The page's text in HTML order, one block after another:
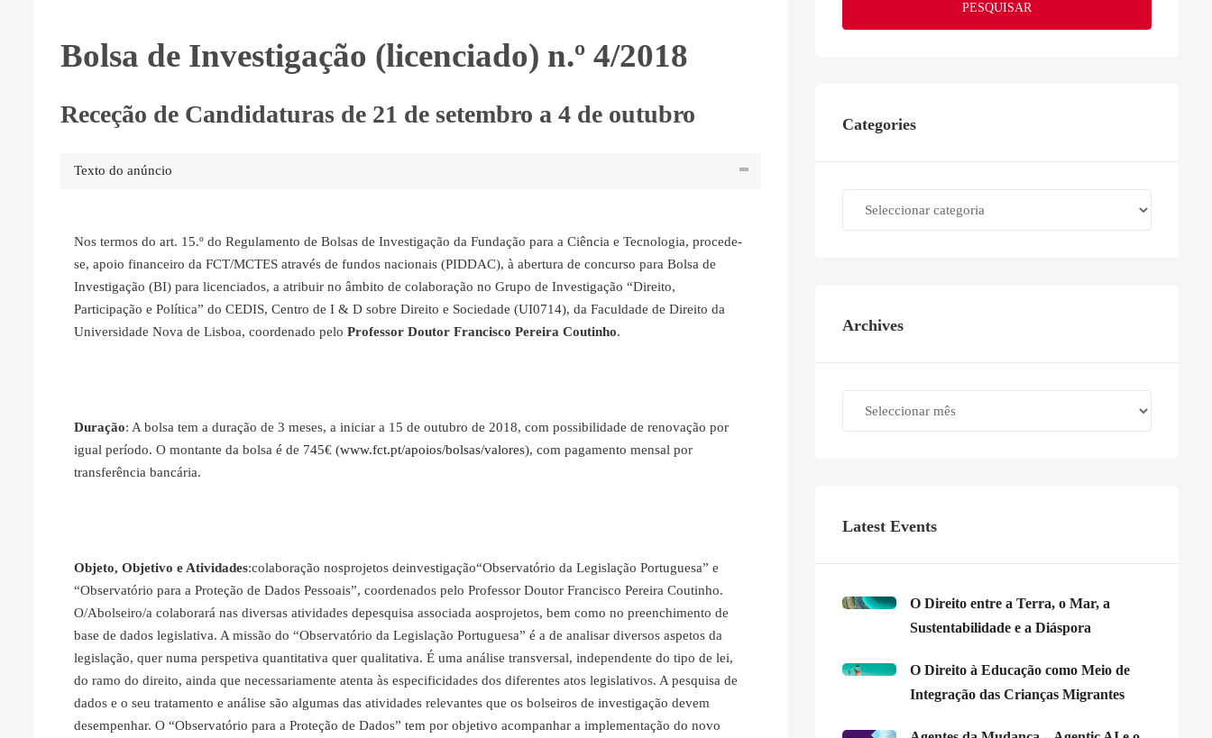
Bolsa de Investigação (licenciado) n.º 4/2018
Receção de Candidaturas de 21 de setembro a 4 de outubro
Texto do anúncio
Nos termos do art. 15.º do Regulamento de Bolsas de Investigação da Fundação para a Ciência e Tecnologia, procede-
se, apoio financeiro da FCT/MCTES através de fundos nacionais (PIDDAC), à abertura de concurso para Bolsa de
Investigação (BI) para licenciados, a atribuir no âmbito de colaboração no Grupo de Investigação “Direito,
Participação e Política” do CEDIS, Centro de I & D sobre Direito e Sociedade (UI0714), da Faculdade de Direito da
Universidade Nova de Lisboa, coordenado pelo Professor Doutor Francisco Pereira Coutinho.
Duração: A bolsa tem a duração de 3 meses, a iniciar a 15 de outubro de 2018, com possibilidade de renovação por
igual período. O montante da bolsa é de 745€ (www.fct.pt/apoios/bolsas/valores), com pagamento mensal por
transferência bancária.
Objeto, Objetivo e Atividades:colaboração nosprojetos deinvestigação“Observatório da Legislação Portuguesa” e
“Observatório para a Proteção de Dados Pessoais”, coordenados pelo Professor Doutor Francisco Pereira Coutinho.
O/Abolseiro/a colaborará nas diversas atividades depesquisa associada aosprojetos, bem como no preenchimento de
base de dados legislativa. A missão do “Observatório da Legislação Portuguesa” é a de analisar diversos aspetos da
legislação, quer numa perspetiva quantitativa quer qualitativa. É uma análise transversal, independente do tipo de lei,
do ramo do direito, ainda que necessariamente atenta às especificidades dos diferentes atos legislativos. A pesquisa de
dados e o seu tratamento e análise são algumas das atividades relevantes que os bolseiros de investigação devem
desempenhar. O “Observatório para a Proteção de Dados” tem por objetivo acompanhar a implementação do novo
PESQUISAR
Categories
Archives
Latest Events
O Direito entre a Terra, o Mar, a
Sustentabilidade e a Diáspora
O Direito à Educação como Meio de
Integração das Crianças Migrantes